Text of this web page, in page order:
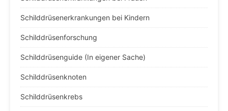
Schilddrüsenerkrankungen bei Kindern
Schilddrüsenforschung
Schilddrüsenguide (In eigener Sache)
Schilddrüsenknoten
Schilddrüsenkrebs